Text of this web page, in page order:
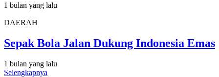
1 bulan yang lalu
DAERAH
Sepak Bola Jalan Dukung Indonesia Emas
1 bulan yang lalu
Selengkapnya